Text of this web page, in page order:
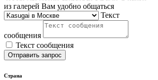
из галерей Вам удобно общаться
Текст
сообщения
Текст сообщения
Отправить запрос
Страна